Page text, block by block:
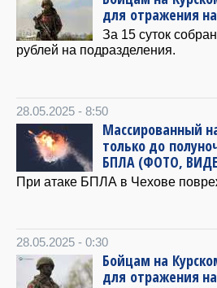
для отражения
За 15 суток
рублей на подразделения.
28.05.2025 - 8:50
Массированный
только до
БПЛА (ФОТО,
При атаке БПЛА в Чехове
28.05.2025 - 0:30
Бойцам на
для отражения